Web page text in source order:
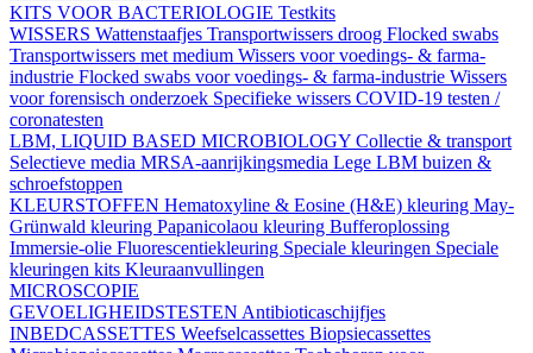
KITS VOOR BACTERIOLOGIE Testkits
WISSERS Wattenstaafjes Transportwissers droog Flocked swabs
Transportwissers met medium Wissers voor voedings- & farma-
industrie Flocked swabs voor voedings- & farma-industrie Wissers
voor forensisch onderzoek Specifieke wissers COVID-19 testen /
coronatesten
LBM, LIQUID BASED MICROBIOLOGY Collectie & transport
Selectieve media MRSA-aanrijkingsmedia Lege LBM buizen &
schroefstoppen
KLEURSTOFFEN Hematoxyline & Eosine (H&E) kleuring May-
Grünwald kleuring Papanicolaou kleuring Bufferoplossing
Immersie-olie Fluorescentiekleuring Speciale kleuringen Speciale
kleuringen kits Kleuraanvullingen
MICROSCOPIE
GEVOELIGHEIDSTESTEN Antibioticaschijfjes
INBEDCASSETTES Weefselcassettes Biopsiecassettes